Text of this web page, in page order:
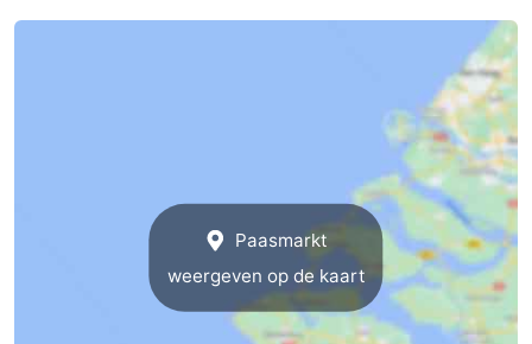
Paasmarkt
weergeven op de kaart